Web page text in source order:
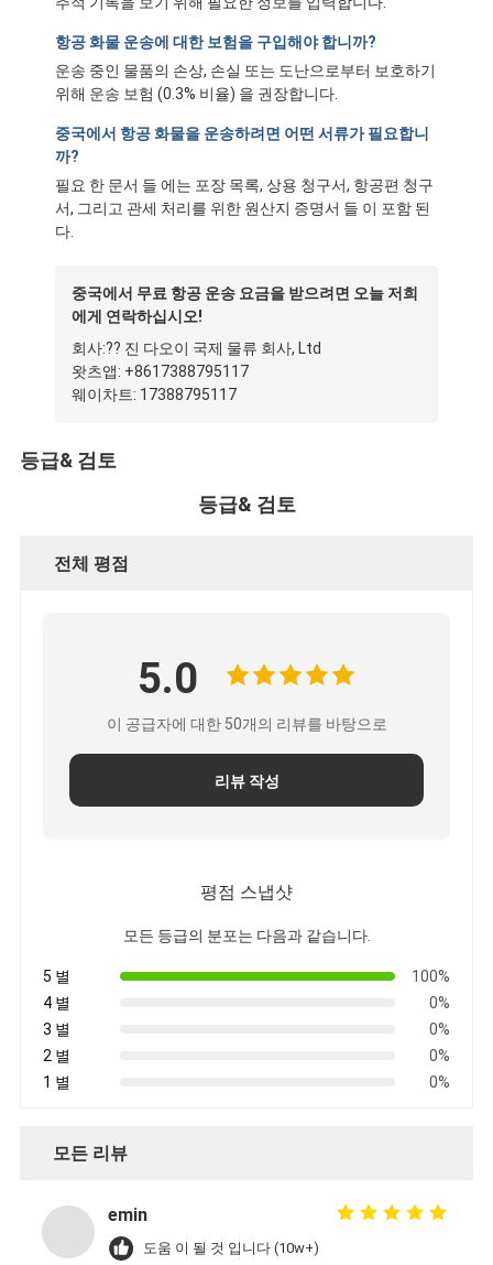
품질 관리
지금 챗팅하세요
공기 운임 후불
해상운송
선적을 나타내세요
아마존으로 배송
항공 화물 운송에 대한 보험을 구입해야 합니까?
운송 중인 물품의 손상, 손실 또는 도난으로부터 보호하기
위해 운송 보험 (0.3% 비율) 을 권장합니다.
중국에서 항공 화물을 운송하려면 어떤 서류가 필요합니
까?
필요 한 문서 들 에는 포장 목록, 상용 청구서, 항공편 청구
서, 그리고 관세 처리를 위한 원산지 증명서 들 이 포함 된
다.
중국에서 무료 항공 운송 요금을 받으려면 오늘 저희
에게 연락하십시오!
회사:?? 진 다오이 국제 물류 회사, Ltd
왓츠앱: +8617388795117
웨이차트: 17388795117
등급& 검토
등급& 검토
전체 평점
5.0
이 공급자에 대한 50개의 리뷰를 바탕으로
리뷰 작성
평점 스냅샷
모든 등급의 분포는 다음과 같습니다.
5 별
100%
4 별
0%
3 별
0%
2 별
0%
1 별
0%
모든 리뷰
emin
도움 이 될 것 입니다 (10w+)